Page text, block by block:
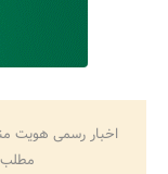
اخبار رسمی هویت